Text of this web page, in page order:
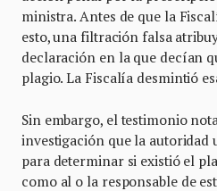
ministra. Antes de que la
esto, una filtración falsa
declaración en la que decían
plagio. La Fiscalía desmintió
Sin embargo, el testimonio
investigación que la autoridad
para determinar si existió el
como al o la responsable de